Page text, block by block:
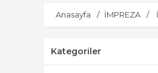
Anasayfa İMPREZA
Kategoriler